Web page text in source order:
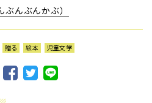
んぶんかぶ）
贈る 絵本 児童文学